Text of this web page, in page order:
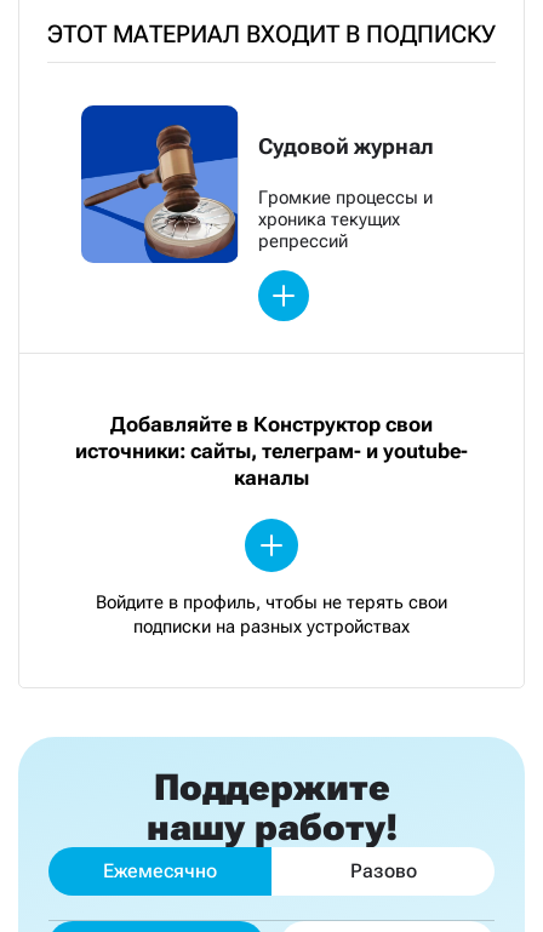
ЭТОТ МАТЕРИАЛ ВХОДИТ В ПОДПИСКУ
Судовой журнал
Громкие процессы и
хроника текущих
репрессий
Добавляйте в Конструктор свои
источники: сайты, телеграм- и youtube-
каналы
Войдите в профиль, чтобы не терять свои
подписки на разных устройствах
Поддержите
нашу работу!
Ежемесячно Разово